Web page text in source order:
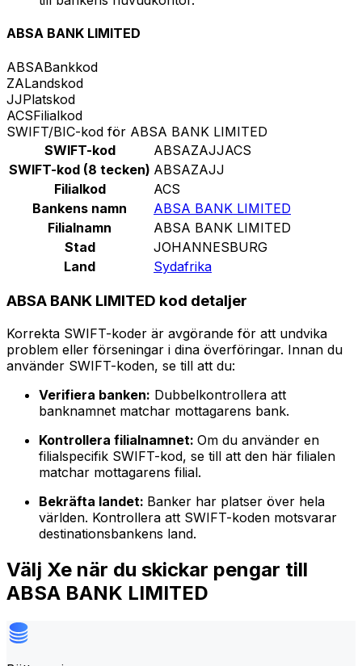
ABSA BANK LIMITED
ABSABankkod
ZALandskod
JJPlatskod
ACSFilialkod
SWIFT/BIC-kod för ABSA BANK LIMITED
SWIFT-kod
ABSAZAJJACS
SWIFT-kod (8 tecken) ABSAZAJJ
Filialkod
ACS
Bankens namn
ABSA BANK LIMITED
Filialnamn
ABSA BANK LIMITED
Stad
JOHANNESBURG
Land
Sydafrika
ABSA BANK LIMITED kod detaljer
Korrekta SWIFT-koder är avgörande för att undvika
problem eller förseningar i dina överföringar. Innan du
använder SWIFT-koden, se till att du:
Verifiera banken: Dubbelkontrollera att
banknamnet matchar mottagarens bank.
Kontrollera filialnamnet: Om du använder en
filialspecifik SWIFT-kod, se till att den här filialen
matchar mottagarens filial.
Bekräfta landet: Banker har platser över hela
världen. Kontrollera att SWIFT-koden motsvarar
destinationsbankens land.
Välj Xe när du skickar pengar till
ABSA BANK LIMITED